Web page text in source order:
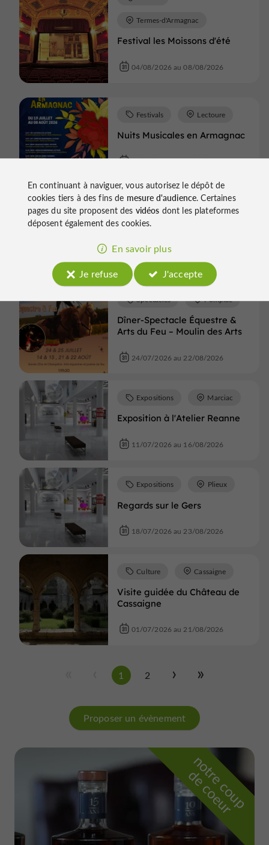
Festival les Moissons d'été
Termes-d'Armagnac
04/08/2026 au 08/08/2026
Nuits Musicales en Armagnac
Festivals Lectoure
19/07/2026 au 08/08/2026
Dîner-Spectacle Équestre &
Spectacles Pompiac
Dîner-Spectacle Équestre &
Arts du Feu – Moulin des Arts
Spectacles Pompiac
24/07/2026 au 22/08/2026
Exposition à l'Atelier Reanne
Expositions Marciac
11/07/2026 au 16/08/2026
Regards sur le Gers
Expositions Plieux
18/07/2026 au 23/08/2026
Visite guidée du Château de
Cassaigne
Culture Cassaigne
01/07/2026 au 21/08/2026
1 2
Proposer un évènement
n
o
t
r
e
c
o
u
p
d
e
c
o
e
u
r
En continuant à naviguer, vous autorisez le dépôt de
cookies tiers à des fins de mesure d'audience. Certaines
pages du site proposent des vidéos dont les plateformes
déposent également des cookies.
En savoir plus
Je refuse
J'accepte